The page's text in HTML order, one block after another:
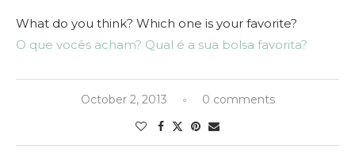
What do you think? Which one is your favorite?
O que vocês acham? Qual é a sua bolsa favorita?
October 2, 2013 0 comments